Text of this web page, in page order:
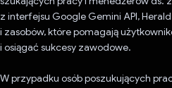
z interfejsu Google Gemini API,
i zasobów, które pomagają
i osiągać sukcesy zawodowe.
W przypadku osób poszukujących